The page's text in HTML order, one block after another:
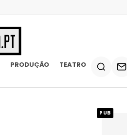
PRODUÇÃO TEATRO
PUB